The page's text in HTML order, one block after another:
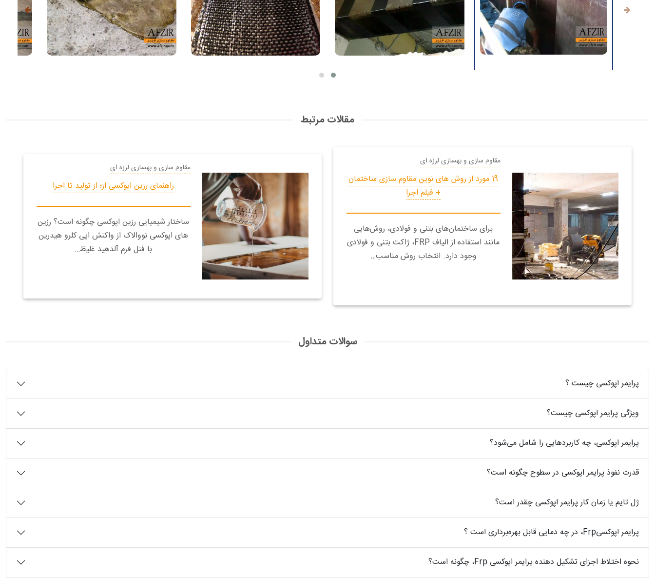
مقالات مرتبط
مقاوم سازی و بهسازی لرزه ای
19 مورد از روش های نوین مقاوم سازی ساختمان
+ فیلم اجرا
برای ساختمان‌های بتنی و فولادی، روش‌هایی
مانند استفاده از الیاف FRP، ژاکت بتنی و فولادی
وجود دارد. انتخاب روش مناسب…
مقاوم سازی و بهسازی لرزه ای
راهنمای رزین اپوکسی از؛ از تولید تا اجرا
ساختار شیمیایی رزین اپوکسی چگونه است؟ رزین
های اپوکسی نووالاک از واکنش اپی کلرو هیدرین
با فنل فرم آلدهید غلیظ…
سوالات متداول
پرایمر اپوکسی چیست ؟
ویژگی پرایمر اپوکسی چیست؟
پرایمر اپوکسی، چه کاربردهایی را شامل می‌شود؟
قدرت نفوذ پرایمر اپوکسی در سطوح چگونه است؟
ژل تایم یا زمان کار پرایمر اپوکسی چقدر است؟
پرایمر اپوکسیFrp، در چه دمایی قابل بهره‌برداری است ؟
نحوه اختلاط اجزای تشکیل دهنده پرایمر اپوکسی ‏Frp، چگونه است؟